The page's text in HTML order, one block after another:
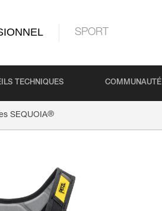
SPORT
TECHNIQUES COMMUNAUTÉ
SEQUOIA®